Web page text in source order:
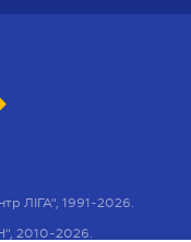
ЛІГА", 1991-2026.
2010-2026.